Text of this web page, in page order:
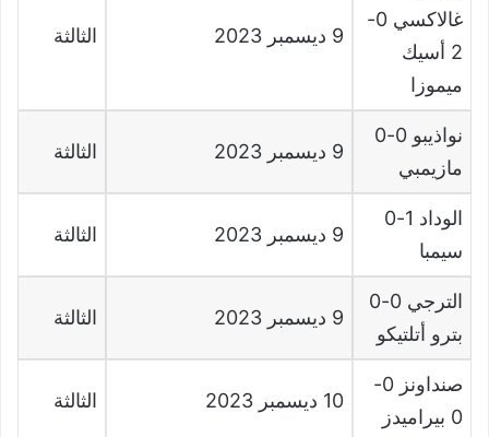
غالاكسي
0-
2 أسيك
ميموزا
9 ديسمبر 2023 الثالثة
نواذيبو 0-0
مازيمبي
9 ديسمبر 2023 الثالثة
الوداد
سيمبا
9 ديسمبر 2023 الثالثة
الترجي 0-0
بترو أتلتيكو
9 ديسمبر 2023 الثالثة
صنداونز
0-
0 بيراميدز
10 ديسمبر 2023 الثالثة